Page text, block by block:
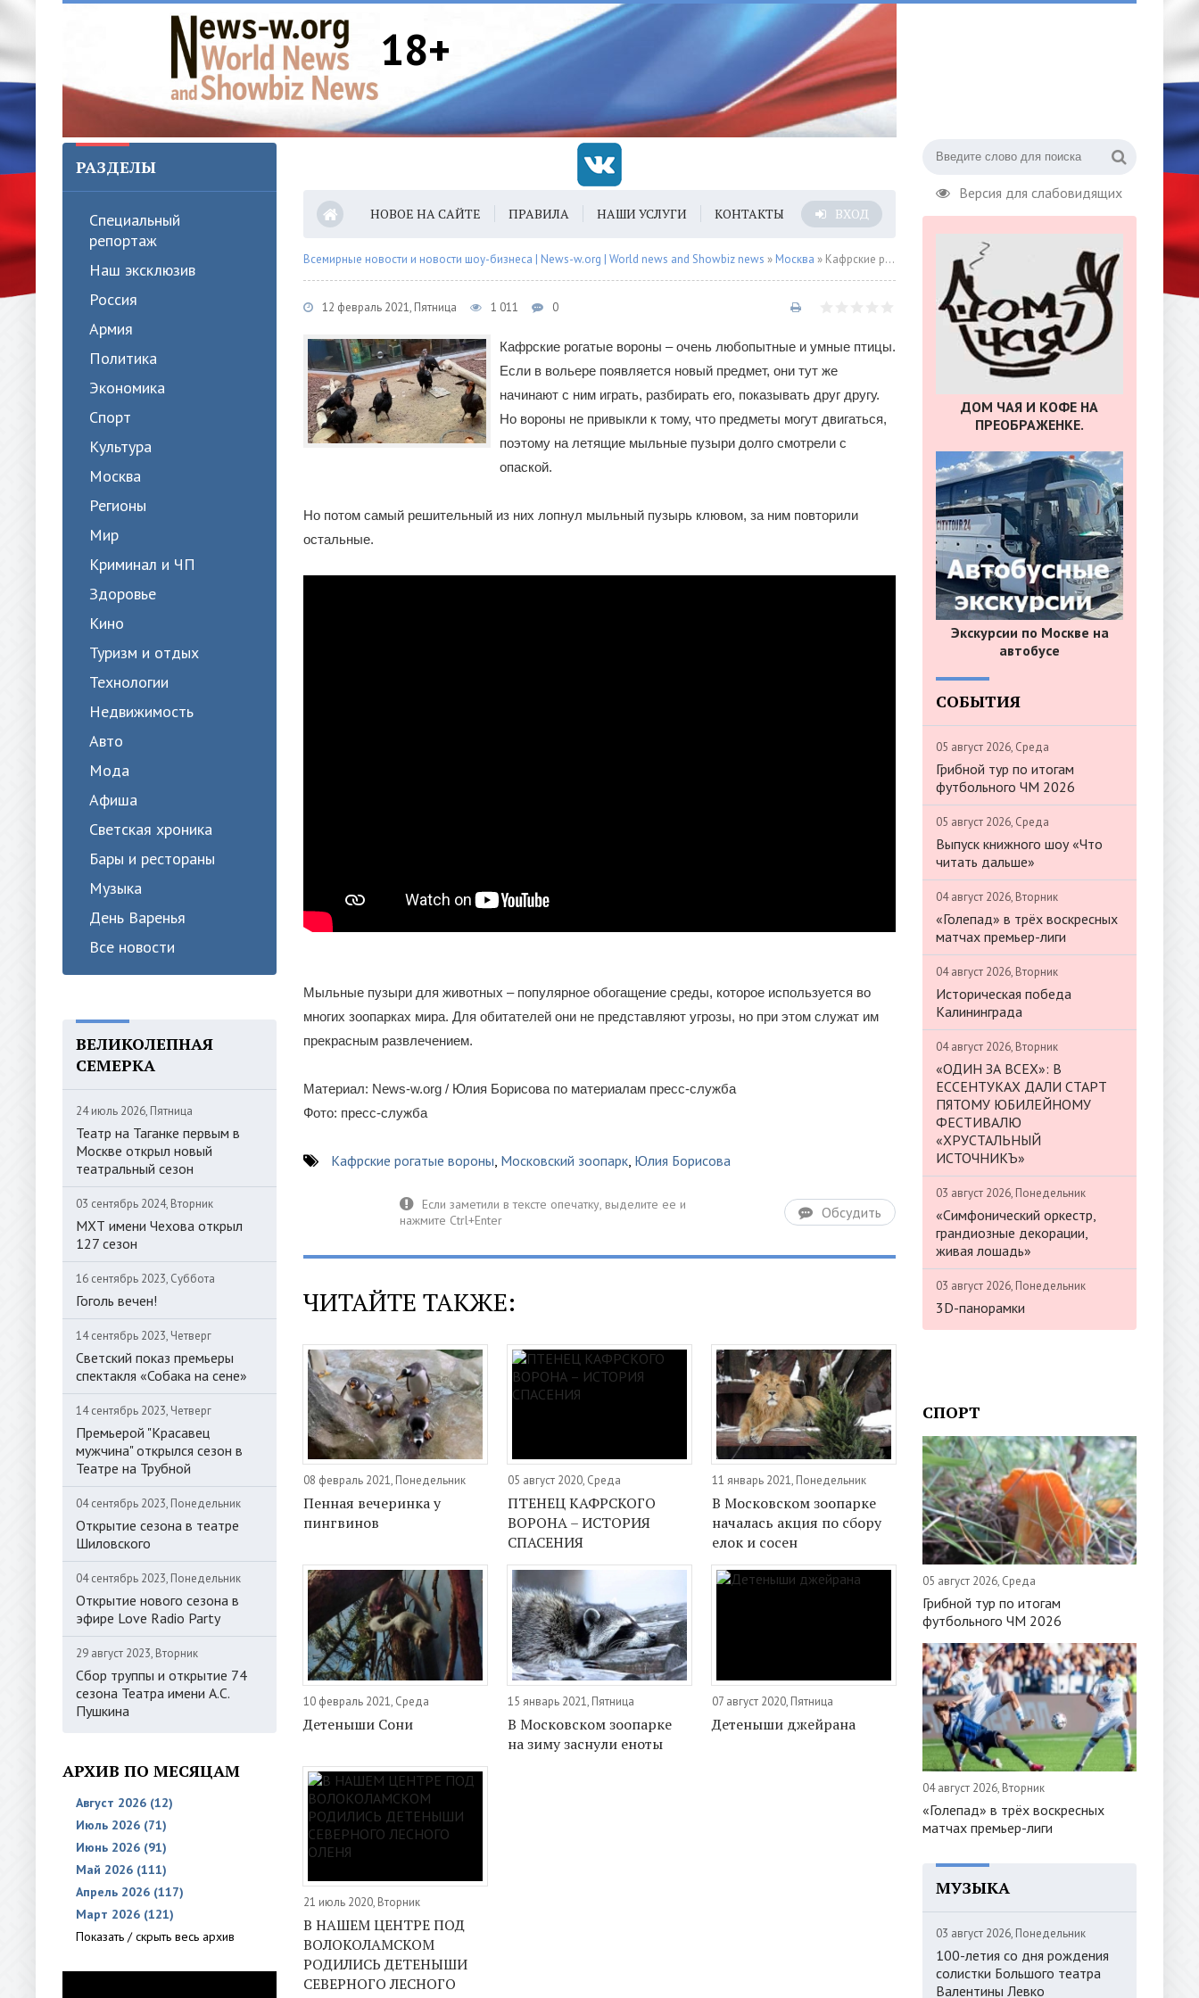
18+
Версия для слабовидящих
РАЗДЕЛЫ
Специальный
репортаж
Наш эксклюзив
Россия
Армия
Политика
Экономика
Спорт
Культура
Москва
Регионы
Мир
Криминал и ЧП
Здоровье
Кино
Туризм и отдых
Технологии
Недвижимость
Авто
Мода
Афиша
Светская хроника
Бары и рестораны
Музыка
День Варенья
Все новости
ВЕЛИКОЛЕПНАЯ
СЕМЕРКА
24 июль 2026, Пятница
Театр на Таганке первым в
Москве открыл новый
театральный сезон
03 сентябрь 2024, Вторник
МХТ имени Чехова открыл
127 сезон
16 сентябрь 2023, Суббота
Гоголь вечен!
14 сентябрь 2023, Четверг
Светский показ премьеры
спектакля «Собака на сене»
14 сентябрь 2023, Четверг
Премьерой "Красавец
мужчина" открылся сезон в
Театре на Трубной
04 сентябрь 2023, Понедельник
Открытие сезона в театре
Шиловского
04 сентябрь 2023, Понедельник
Открытие нового сезона в
эфире Love Radio Party
29 август 2023, Вторник
Сбор труппы и открытие 74
сезона Театра имени А.С.
Пушкина
АРХИВ ПО МЕСЯЦАМ
Август 2026 (12)
Июль 2026 (71)
Июнь 2026 (91)
Май 2026 (111)
Апрель 2026 (117)
Март 2026 (121)
Показать / скрыть весь архив
НОВОЕ НА САЙТЕ ПРАВИЛА НАШИ УСЛУГИ КОНТАКТЫ ВХОД
Всемирные новости и новости шоу-бизнеса | News-w.org | World news and Showbiz news » Москва » Кафрские рогатые вороны устроили пенную вечеринку
12 февраль 2021, Пятница 1 011 0
Кафрские рогатые вороны – очень любопытные и умные птицы.
Если в вольере появляется новый предмет, они тут же
начинают с ним играть, разбирать его, показывать друг другу.
Но вороны не привыкли к тому, что предметы могут двигаться,
поэтому на летящие мыльные пузыри долго смотрели с
опаской.
Но потом самый решительный из них лопнул мыльный пузырь клювом, за ним повторили
остальные.
Мыльные пузыри для животных – популярное обогащение среды, которое используется во
многих зоопарках мира. Для обитателей они не представляют угрозы, но при этом служат им
прекрасным развлечением.
Материал: News-w.org / Юлия Борисова по материалам пресс-служба
Фото: пресс-служба
Кафрские рогатые вороны, Московский зоопарк, Юлия Борисова
Обсудить
ЧИТАЙТЕ ТАКЖЕ:
08 февраль 2021, Понедельник
Пенная вечеринка у
пингвинов
05 август 2020, Среда
ПТЕНЕЦ КАФРСКОГО
ВОРОНА – ИСТОРИЯ
СПАСЕНИЯ
11 январь 2021, Понедельник
В Московском зоопарке
началась акция по сбору
елок и сосен
10 февраль 2021, Среда
Детеныши Сони
15 январь 2021, Пятница
В Московском зоопарке
на зиму заснули еноты
07 август 2020, Пятница
Детеныши джейрана
21 июль 2020, Вторник
В НАШЕМ ЦЕНТРЕ ПОД
ВОЛОКОЛАМСКОМ
РОДИЛИСЬ ДЕТЕНЫШИ
СЕВЕРНОГО ЛЕСНОГО
ДОМ ЧАЯ И КОФЕ НА
ПРЕОБРАЖЕНКЕ.
Экскурсии по Москве на
автобусе
СОБЫТИЯ
05 август 2026, Среда
Грибной тур по итогам
футбольного ЧМ 2026
05 август 2026, Среда
Выпуск книжного шоу «Что
читать дальше»
04 август 2026, Вторник
«Голепад» в трёх воскресных
матчах премьер-лиги
04 август 2026, Вторник
Историческая победа
Калининграда
04 август 2026, Вторник
«ОДИН ЗА ВСЕХ»: В
ЕССЕНТУКАХ ДАЛИ СТАРТ
ПЯТОМУ ЮБИЛЕЙНОМУ
ФЕСТИВАЛЮ
«ХРУСТАЛЬНЫЙ
ИСТОЧНИКЪ»
03 август 2026, Понедельник
«Симфонический оркестр,
грандиозные декорации,
живая лошадь»
03 август 2026, Понедельник
3D-панорамки
СПОРТ
05 август 2026, Среда
Грибной тур по итогам
футбольного ЧМ 2026
04 август 2026, Вторник
«Голепад» в трёх воскресных
матчах премьер-лиги
МУЗЫКА
03 август 2026, Понедельник
100-летия со дня рождения
солистки Большого театра
Валентины Левко